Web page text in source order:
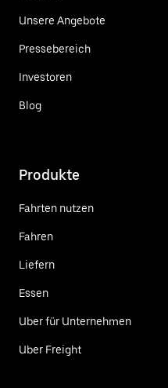
Unsere Angebote
Pressebereich
Investoren
Blog
Produkte
Fahrten nutzen
Fahren
Liefern
Essen
Uber für Unternehmen
Uber Freight